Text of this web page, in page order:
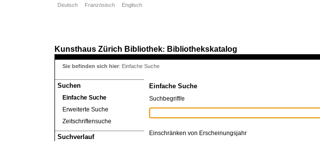
Kunsthaus Zürich Bibliothek: Bibliothekskatalog
Suchen
Einfache Suche
Erweiterte Suche
Zeitschriftensuche
Suchverlauf
Deutsch Französisch Englisch
Sie befinden sich hier: Einfache Suche
Einfache Suche
Suchbegriff/e
Einschränken von Erscheinungsjahr